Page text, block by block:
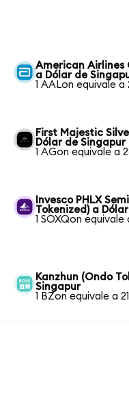
American Airlines
a Dólar de
1 AALon equivale a
First Majestic
Dólar de Singapur
1 AGon equivale a
Invesco PHLX
Tokenized) a
1 SOXQon equivale
Kanzhun (Ondo
Singapur
1 BZon equivale a